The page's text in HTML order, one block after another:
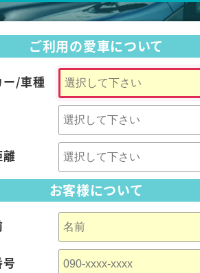
ご利用の愛車について
ー/車種
離
お客様について